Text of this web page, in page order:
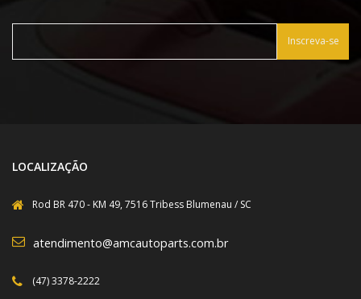
Inscreva-se
LOCALIZAÇÃO
Rod BR 470 - KM 49, 7516 Tribess Blumenau / SC
atendimento@amcautoparts.com.br
(47) 3378-2222